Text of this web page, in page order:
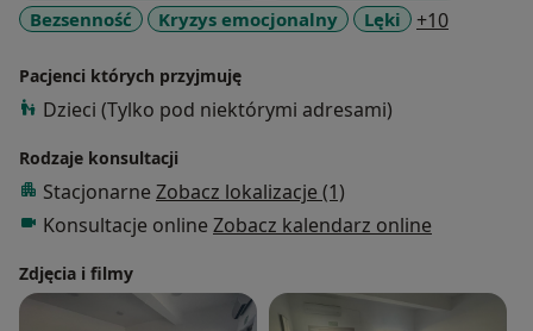
Zapraszam na konsultacje dzieci, nastolatków oraz ich
Jako psycholog specjalizuję się w psychotraumatologii
oraz interwencji kryzysowej. Wspieram rodziny oraz
pacjentów po wypadkach komunikacyjnych,
przebywających na Oddziale Intensywnej Opieki
Medycznej (OIOM) lub w trakcie rehabilitacji. Oferuję
psychologiczne oraz doradcze.
Bezsenność
Kryzys emocjonalny Lęki +10
Pacjenci których przyjmuję
Dzieci (Tylko pod niektórymi adresami)
Rodzaje konsultacji
Stacjonarne Zobacz lokalizacje (1)
Konsultacje online Zobacz kalendarz online
Zdjęcia i filmy